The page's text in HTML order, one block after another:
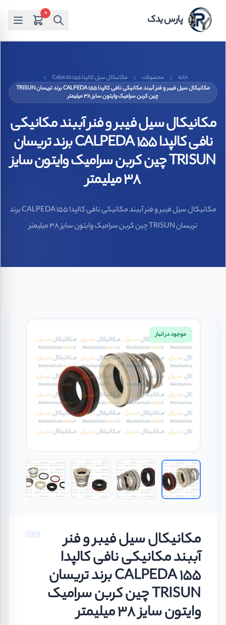
پارس یدک 0
خانه محصولات
مکانیکال سیل کالپدا Calpeda 155
مکانیکال سیل فیبر و فنر آببند مکانیکی نافی کالپدا CALPEDA 155 برند تریسان TRISUN
چین کربن سرامیک وایتون سایز 38 میلیمتر
مکانیکال سیل فیبر و فنر آببند مکانیکی
نافی کالپدا CALPEDA 155 برند تریسان
TRISUN چین کربن سرامیک وایتون سایز
38 میلیمتر
مکانیکال سیل فیبر و فنر آببند مکانیکی نافی کالپدا CALPEDA 155 برند
تریسان TRISUN چین کربن سرامیک وایتون سایز 38 میلیمتر
موجود در انبار
مکانیکال سیل فیبر و فنر
آببند مکانیکی نافی کالپدا
CALPEDA 155 برند تریسان
TRISUN چین کربن سرامیک
وایتون سایز 38 میلیمتر